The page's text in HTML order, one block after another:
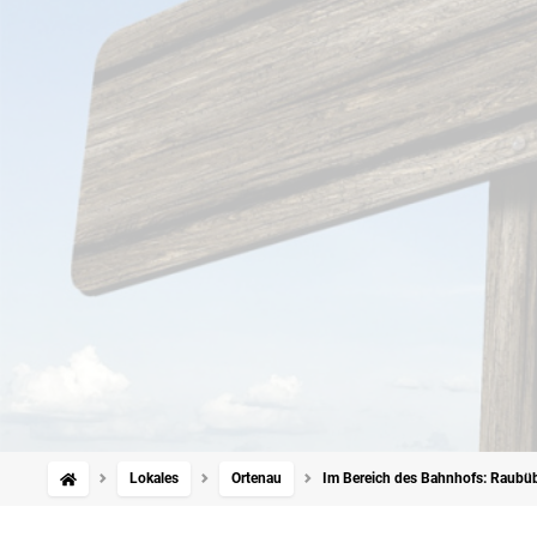
Lokales Ortenau Im Bereich des Bahnhofs: